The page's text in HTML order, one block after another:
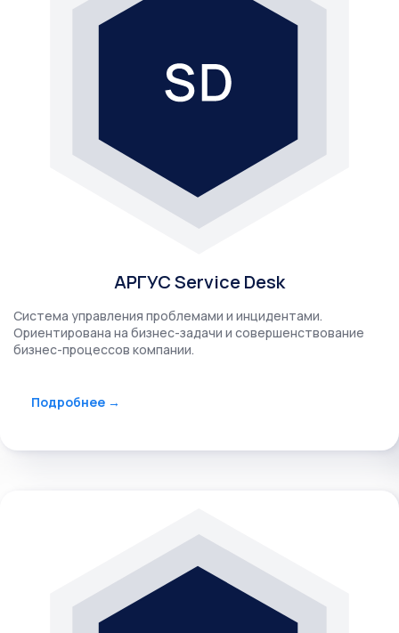
АРГУС Service Desk
Система управления проблемами и инцидентами.
Ориентирована на бизнес-задачи и совершенствование
бизнес-процессов компании.
Подробнее →